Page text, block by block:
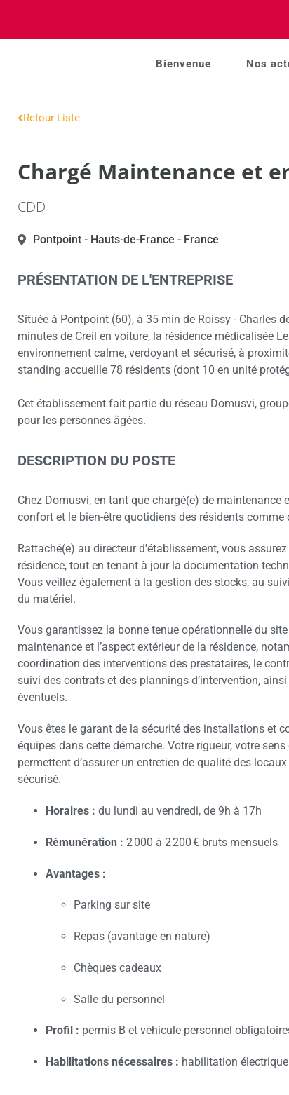
Bienvenue Nos
Retour Liste
Chargé Maintenance et
CDD
Pontpoint - Hauts-de-France - France
PRÉSENTATION DE L'ENTREPRISE
Située à Pontpoint (60), à 35 min de Roissy - Charles
minutes de Creil en voiture, la résidence médicalisée
environnement calme, verdoyant et sécurisé, à
standing accueille 78 résidents (dont 10 en unité
Cet établissement fait partie du réseau Domusvi,
pour les personnes âgées.
DESCRIPTION DU POSTE
Chez Domusvi, en tant que chargé(e) de maintenance
confort et le bien-être quotidiens des résidents comme
Rattaché(e) au directeur d'établissement, vous
résidence, tout en tenant à jour la documentation
Vous veillez également à la gestion des stocks, au
du matériel.
Vous garantissez la bonne tenue opérationnelle du
maintenance et l’aspect extérieur de la résidence,
coordination des interventions des prestataires, le
suivi des contrats et des plannings d’intervention,
éventuels.
Vous êtes le garant de la sécurité des installations et
équipes dans cette démarche. Votre rigueur, votre
permettent d’assurer un entretien de qualité des
sécurisé.
Horaires : du lundi au vendredi, de 9h à 17h
Rémunération : 2 000 à 2 200 € bruts mensuels
Avantages :
Parking sur site
Repas (avantage en nature)
Chèques cadeaux
Salle du personnel
Profil : permis B et véhicule personnel
Habilitations nécessaires : habilitation